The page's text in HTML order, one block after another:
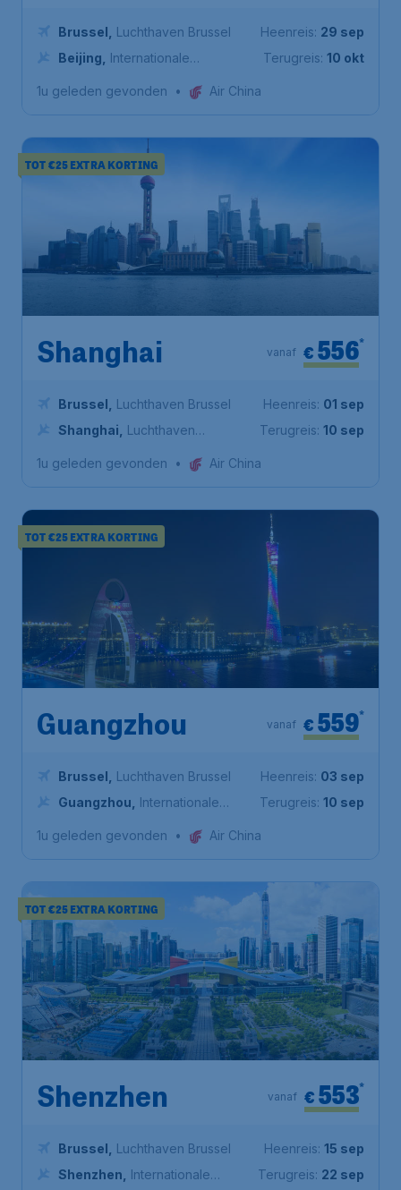
Brussel
Luchthaven Brussel
Beijing
Internationale
Heenreis: 29 sep
Terugreis: 10 okt
1u geleden gevonden • Air China
TOT €25 EXTRA KORTING
Shanghai € 556*
vanaf
Brussel
Luchthaven Brussel
Shanghai
Luchthaven
Heenreis: 01 sep
Terugreis: 10 sep
1u geleden gevonden • Air China
TOT €25 EXTRA KORTING
Guangzhou € 559*
vanaf
Brussel
Luchthaven Brussel
Guangzhou
Internationale
Heenreis: 03 sep
Terugreis: 10 sep
1u geleden gevonden • Air China
TOT €25 EXTRA KORTING
Shenzhen € 553*
vanaf
Brussel
Luchthaven Brussel
Shenzhen
Internationale
Heenreis: 15 sep
Terugreis: 22 sep